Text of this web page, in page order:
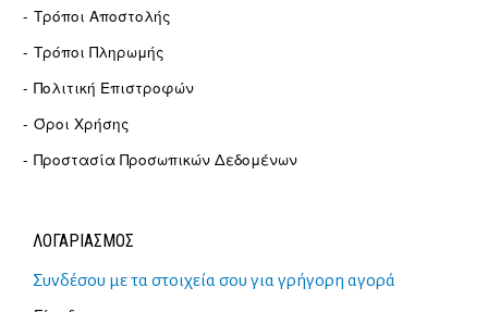
Τρόποι Αποστολής
Τρόποι Πληρωμής
Πολιτική Επιστροφών
Όροι Χρήσης
Προστασία Προσωπικών Δεδομένων
ΛΟΓΑΡΙΑΣΜΟΣ
Συνδέσου με τα στοιχεία σου για γρήγορη αγορά